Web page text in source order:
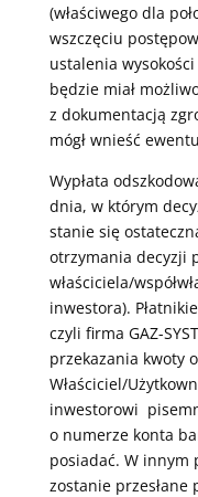
(właściwego dla
wszczęciu
ustalenia
będzie miał
z dokumentacją
mógł wnieść
Wypłata
dnia, w którym
stanie się
otrzymania decyzji
właściciela/
inwestora).
czyli firma GAZ-
przekazania kwoty
Właściciel/
inwestorowi
o numerze konta
posiadać. W innym
zostanie przesłane